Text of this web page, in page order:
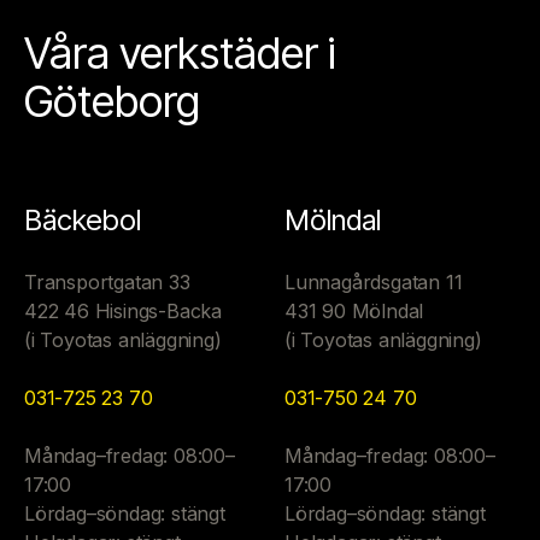
Våra verkstäder i
Göteborg
Bäckebol
Transportgatan 33
422 46 Hisings-Backa
(i Toyotas anläggning)
031-725 23 70
Måndag–fredag: 08:00–
17:00
Lördag–söndag: stängt
Mölndal
Lunnagårdsgatan 11
431 90 Mölndal
(i Toyotas anläggning)
031-750 24 70
Måndag–fredag: 08:00–
17:00
Lördag–söndag: stängt